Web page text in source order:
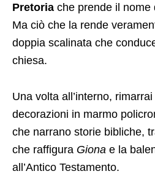
Pretoria che prende il nome
Ma ciò che la rende
doppia scalinata che
chiesa.
Una volta all’interno,
decorazioni in marmo
che narrano storie bibliche,
che raffigura Giona e la
all’Antico Testamento.